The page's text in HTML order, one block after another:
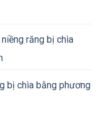
răng bị chìa
bị chìa bằng phương